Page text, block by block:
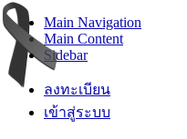
Main Navigation
Main Content
Sidebar
ลงทะเบียน
เข้าสู่ระบบ